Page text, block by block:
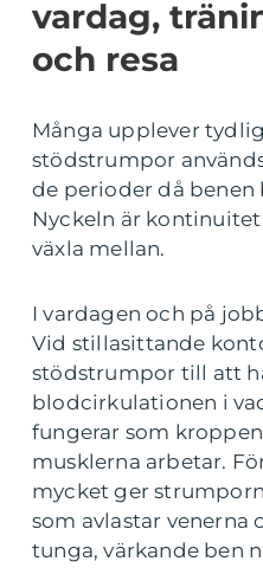
vardag,
och resa
Många upplever
stödstrumpor
de perioder då benen
Nyckeln är
växla mellan.
I vardagen och på
Vid stillasittande
stödstrumpor till att
blodcirkulationen i
fungerar som
musklerna arbetar.
mycket ger
som avlastar venerna
tunga, värkande ben